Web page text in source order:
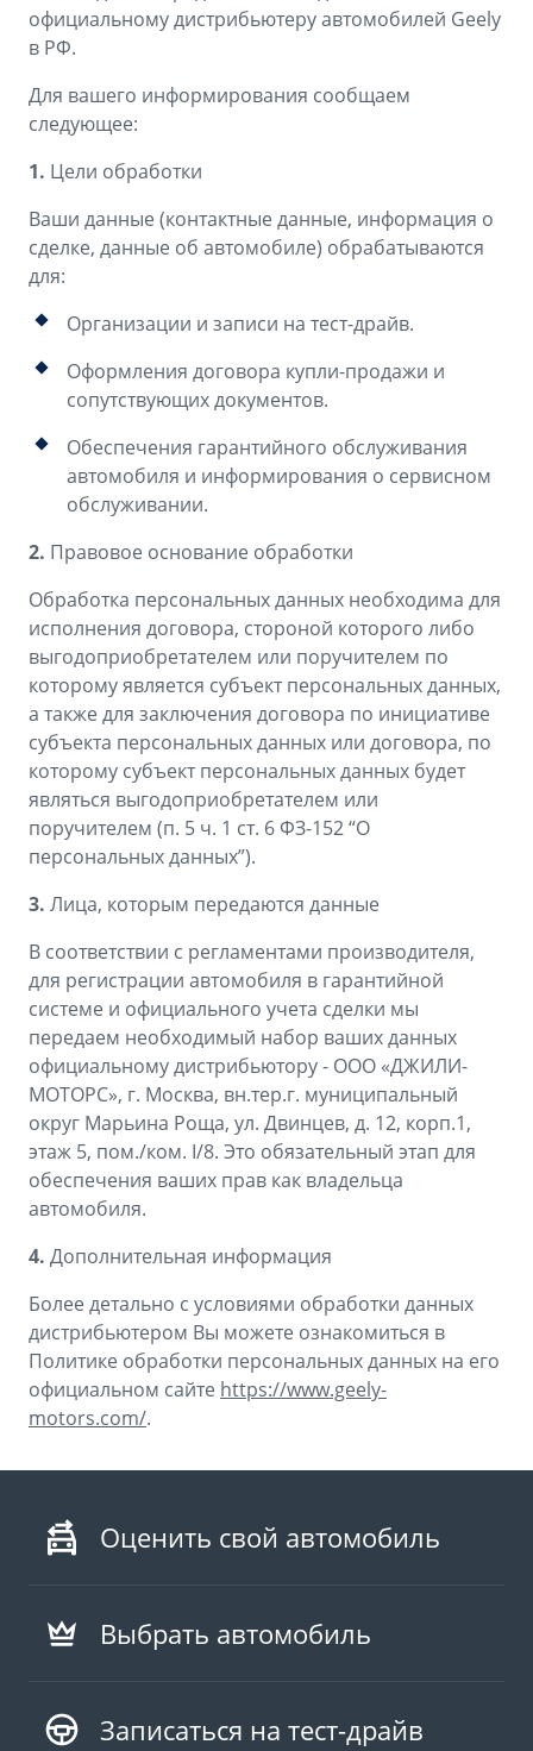
MONJARO
от 4 349 990 ₽*
PREFACE
Аксессуары
Автокредит
Расчет КАСКО
Страхование
GEELY Лизинг
Советы по эксплуатации
Спецпредложения
ПОДДЕРЖКА
Помощь на дорогах
Гарантия Geely
Сервисная книжка
Вопросы и ответы
официальному дистрибьютеру автомобилей Geely
в РФ.
Для вашего информирования сообщаем
следующее:
1. Цели обработки
Ваши данные (контактные данные, информация о
сделке, данные об автомобиле) обрабатываются
для:
Организации и записи на тест-драйв.
Оформления договора купли-продажи и
сопутствующих документов.
Обеспечения гарантийного обслуживания
автомобиля и информирования о сервисном
обслуживании.
2. Правовое основание обработки
Обработка персональных данных необходима для
исполнения договора, стороной которого либо
выгодоприобретателем или поручителем по
которому является субъект персональных данных,
а также для заключения договора по инициативе
субъекта персональных данных или договора, по
которому субъект персональных данных будет
являться выгодоприобретателем или
поручителем (п. 5 ч. 1 ст. 6 ФЗ-152 “О
персональных данных”).
3. Лица, которым передаются данные
В соответствии с регламентами производителя,
для регистрации автомобиля в гарантийной
системе и официального учета сделки мы
передаем необходимый набор ваших данных
официальному дистрибьютору - ООО «ДЖИЛИ-
МОТОРС», г. Москва, вн.тер.г. муниципальный
округ Марьина Роща, ул. Двинцев, д. 12, корп.1,
этаж 5, пом./ком. I/8. Это обязательный этап для
обеспечения ваших прав как владельца
автомобиля.
4. Дополнительная информация
Более детально с условиями обработки данных
дистрибьютером Вы можете ознакомиться в
Политике обработки персональных данных на его
официальном сайте https://www.geely-
motors.com/.
Оценить свой автомобиль
Выбрать автомобиль
Записаться на тест-драйв